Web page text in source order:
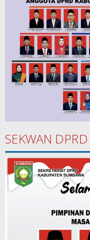
SEKWAN